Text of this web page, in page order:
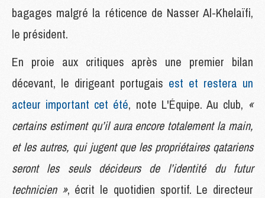
bagages malgré la réticence de Nasser Al-Khelaïfi,
le président.
En proie aux critiques après une premier bilan
décevant, le dirigeant portugais est et restera un
acteur important cet été, note L'Équipe. Au club, «
certains estiment qu’il aura encore totalement la main,
et les autres, qui jugent que les propriétaires qatariens
seront les seuls décideurs de l’identité du futur
technicien », écrit le quotidien sportif. Le directeur